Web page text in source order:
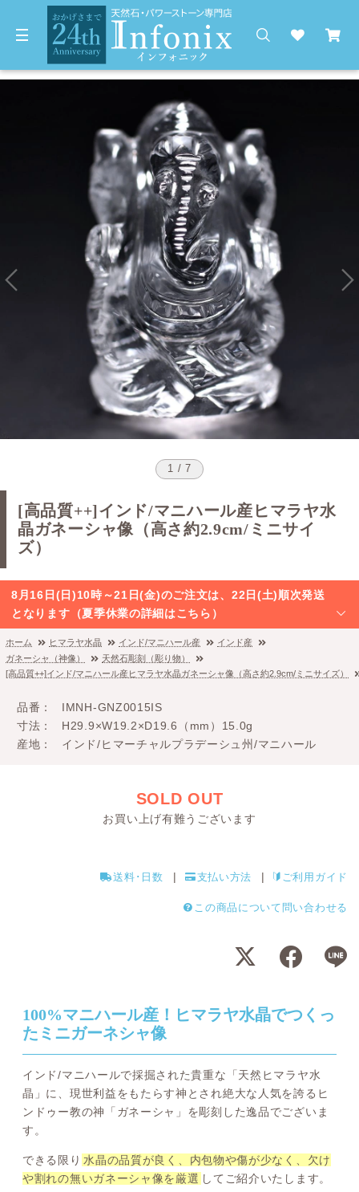
1 / 7
[高品質++]インド/マニハール産ヒマラヤ水
晶ガネーシャ像（高さ約2.9cm/ミニサイ
ズ）
8月16日(日)10時～21日(金)のご注文は、22日(土)順次発送
となります（夏季休業の詳細はこちら）
ホーム ヒマラヤ水晶 インド/マニハール産
インド産
ガネーシャ（神像）
天然石彫刻（彫り物）
[高品質++]インド/マニハール産ヒマラヤ水晶ガネーシャ像（高さ約2.9cm/ミニサイズ）
品番
IMNH-GNZ0015IS
寸法
H29.9×W19.2×D19.6（mm）15.0g
産地
インド/ヒマーチャルプラデーシュ州/マニハール
SOLD OUT
お買い上げ有難うございます
送料･日数 支払い方法 ご利用ガイド
この商品について問い合わせる
100%マニハール産！ヒマラヤ水晶でつくっ
たミニガーネシャ像
インド/マニハールで採掘された貴重な「天然ヒマラヤ水
晶」に、現世利益をもたらす神とされ絶大な人気を誇るヒ
ンドゥー教の神「ガネーシャ」を彫刻した逸品でございま
す。
できる限り 水晶の品質が良く、内包物や傷が少なく、欠け
や割れの無いガネーシャ像を厳選 してご紹介いたします。